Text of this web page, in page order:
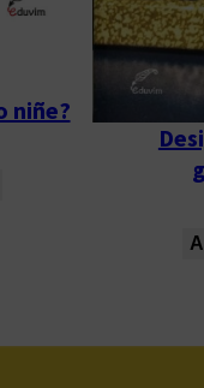
niñe?